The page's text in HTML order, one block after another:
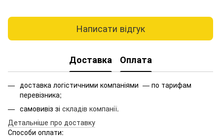
Написати відгук
Доставка Оплата
доставка логістичними компаніями — по тарифам
перевізника;
самовивіз зі складів компанії.
Детальніше про доставку
Способи оплати: